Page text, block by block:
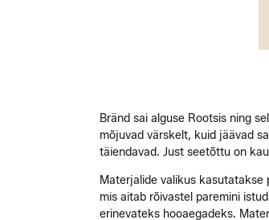
Bränd sai alguse Rootsis ning
mõjuvad värskelt, kuid jäävad
täiendavad. Just seetõttu on
Materjalide valikus kasutatakse
mis aitab rõivastel paremini
erinevateks hooaegadeks.